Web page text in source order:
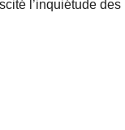
l’inquiétude